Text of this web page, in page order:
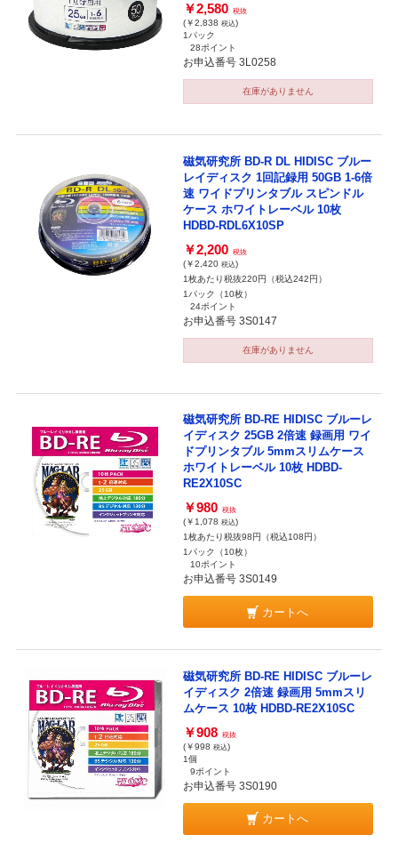
￥2,580 税抜
(￥2,838 税込)
1パック
28ポイント
お申込番号 3L0258
在庫がありません
磁気研究所 BD-R DL HIDISC ブルー
レイディスク 1回記録用 50GB 1-6倍
速 ワイドプリンタブル スピンドル
ケース ホワイトレーベル 10枚
HDBD-RDL6X10SP
￥2,200 税抜
(￥2,420 税込)
1枚あたり税抜220円（税込242円）
1パック（10枚）
24ポイント
お申込番号 3S0147
在庫がありません
磁気研究所 BD-RE HIDISC ブルーレ
イディスク 25GB 2倍速 録画用 ワイ
ドプリンタブル 5mmスリムケース
ホワイトレーベル 10枚 HDBD-
RE2X10SC
￥980 税抜
(￥1,078 税込)
1枚あたり税抜98円（税込108円）
1パック（10枚）
10ポイント
お申込番号 3S0149
カートへ
磁気研究所 BD-RE HIDISC ブルーレ
イディスク 2倍速 録画用 5mmスリ
ムケース 10枚 HDBD-RE2X10SC
￥908 税抜
(￥998 税込)
1個
9ポイント
お申込番号 3S0190
カートへ